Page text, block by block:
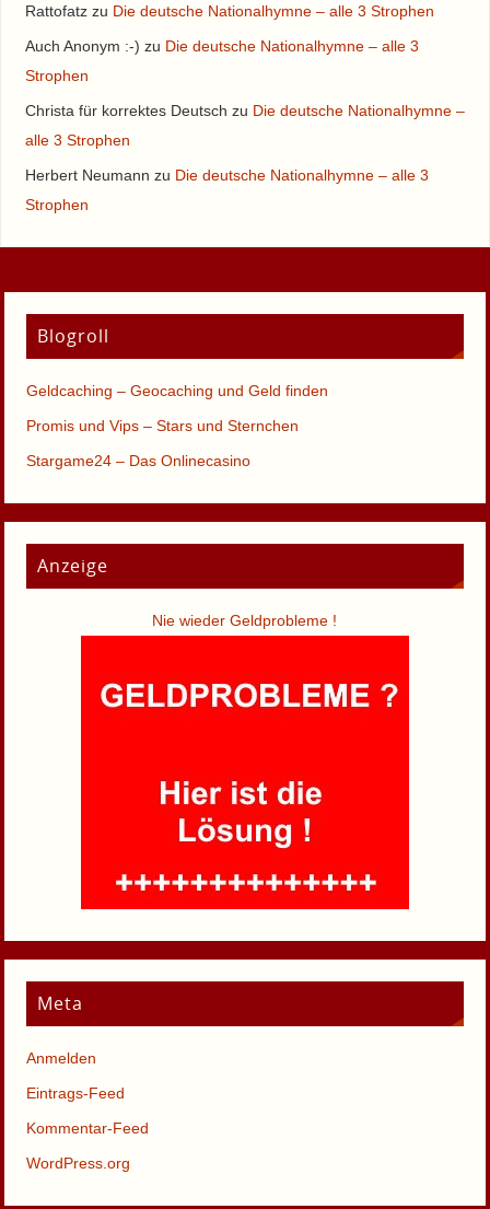
Rattofatzzu Die deutsche Nationalhymne – alle 3 Strophen
Auch Anonym :-) zu Die deutsche Nationalhymne – alle 3
Strophen
Christa für korrektes Deutsch zu Die deutsche Nationalhymne –
alle 3 Strophen
Herbert Neumann zu Die deutsche Nationalhymne – alle 3
Strophen
Blogroll
Geldcaching – Geocaching und Geld finden
Promis und Vips – Stars und Sternchen
Stargame24 – Das Onlinecasino
Anzeige
Nie wieder Geldprobleme !
Meta
Anmelden
Eintrags-Feed
Kommentar-Feed
WordPress.org